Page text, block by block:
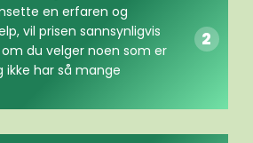
en erfaren og
vil prisen sannsynligvis
du velger noen som er
har så mange